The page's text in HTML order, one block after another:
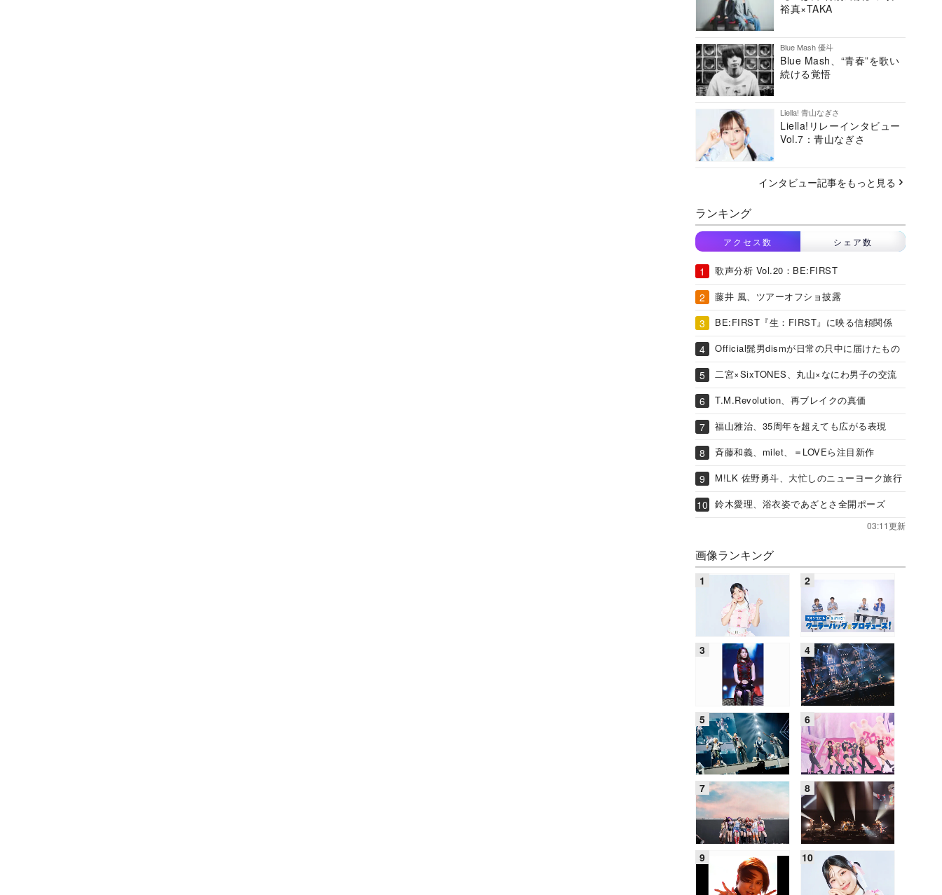
裕真×TAKA
Blue Mash 優斗
Blue Mash、“青春”を歌い
続ける覚悟
Liella! 青山なぎさ
Liella!リレーインタビュー
Vol.7：青山なぎさ
インタビュー記事をもっと見る
ランキング
アクセス数 シェア数
歌声分析 Vol.20：BE:FIRST
藤井 風、ツアーオフショ披露
BE:FIRST『生：FIRST』に映る信頼関係
Official髭男dismが日常の只中に届けたもの
二宮×SixTONES、丸山×なにわ男子の交流
T.M.Revolution、再ブレイクの真価
福山雅治、35周年を超えても広がる表現
斉藤和義、milet、＝LOVEら注目新作
M!LK 佐野勇斗、大忙しのニューヨーク旅行
鈴木愛理、浴衣姿であざとさ全開ポーズ
03:11更新
画像ランキング